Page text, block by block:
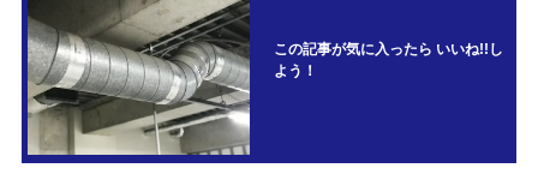
この記事が気に入ったら いいね!!し
よう！